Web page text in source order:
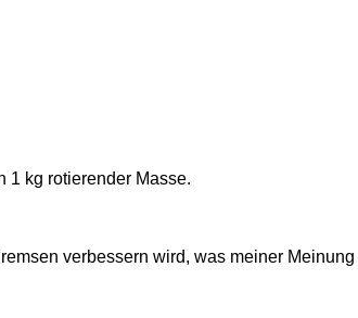
1 kg rotierender Masse.
verbessern wird, was meiner